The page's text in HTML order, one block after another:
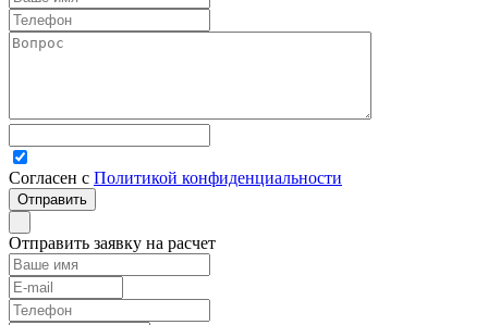
Согласен с Политикой конфиденциальности
Отправить заявку на расчет